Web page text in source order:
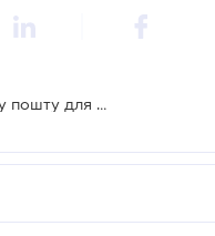
Київська ДФС змінила електронну пошту для зворотного зв’язку